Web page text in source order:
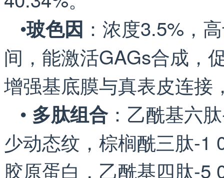
•玻色因 ：浓度3.5%，
间，能激活GAGs合成，
增强基底膜与真表皮连接
• 多肽组合：乙酰基六
少动态纹，棕榈酰三肽-1
胶原蛋白，乙酰基四肽-5